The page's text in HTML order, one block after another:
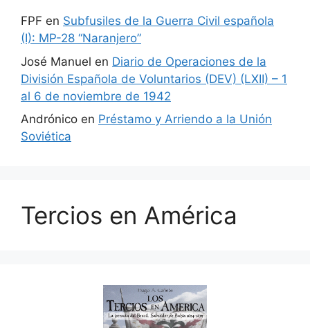
FPF en Subfusiles de la Guerra Civil española
(I): MP-28 “Naranjero”
José Manuel en Diario de Operaciones de la
División Española de Voluntarios (DEV) (LXII) – 1
al 6 de noviembre de 1942
Andrónico en Préstamo y Arriendo a la Unión
Soviética
Tercios en América